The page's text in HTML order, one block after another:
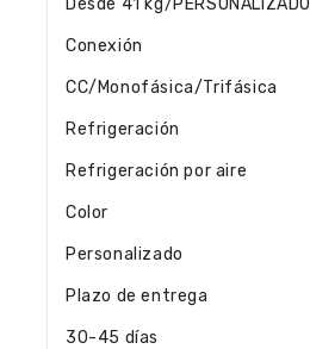
Conexión
CC/Monofásica/Trifásica
Refrigeración
Refrigeración por aire
Color
Personalizado
Plazo de entrega
30-45 días